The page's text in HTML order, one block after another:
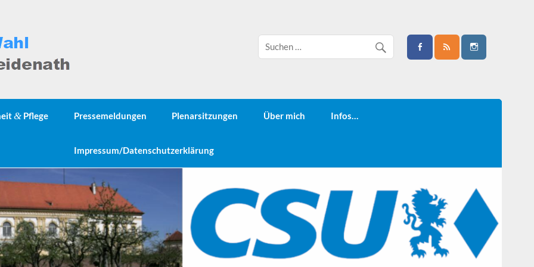
& Pflege Pressemeldungen Plenarsitzungen Über mich Infos…
Impressum/Datenschutzerklärung